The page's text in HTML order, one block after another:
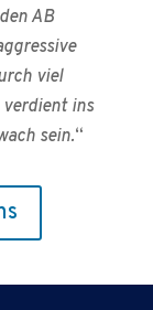
AB
viel
ins
sein.“